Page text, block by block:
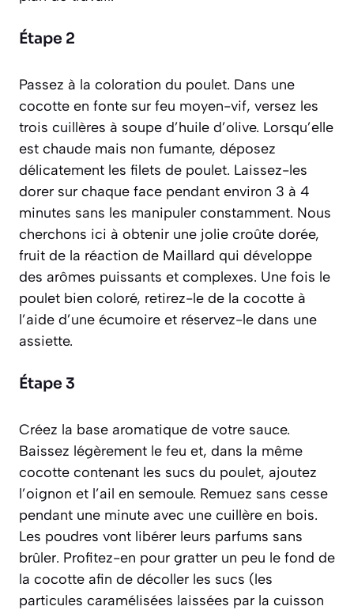
Étape 2
Passez à la coloration du poulet. Dans une
cocotte en fonte sur feu moyen-vif, versez les
trois cuillères à soupe d’huile d’olive. Lorsqu’elle
est chaude mais non fumante, déposez
délicatement les filets de poulet. Laissez-les
dorer sur chaque face pendant environ 3 à 4
minutes sans les manipuler constamment. Nous
cherchons ici à obtenir une jolie croûte dorée,
fruit de la réaction de Maillard qui développe
des arômes puissants et complexes. Une fois le
poulet bien coloré, retirez-le de la cocotte à
l’aide d’une écumoire et réservez-le dans une
assiette.
Étape 3
Créez la base aromatique de votre sauce.
Baissez légèrement le feu et, dans la même
cocotte contenant les sucs du poulet, ajoutez
l’oignon et l’ail en semoule. Remuez sans cesse
pendant une minute avec une cuillère en bois.
Les poudres vont libérer leurs parfums sans
brûler. Profitez-en pour gratter un peu le fond de
la cocotte afin de décoller les sucs (les
particules caramélisées laissées par la cuisson